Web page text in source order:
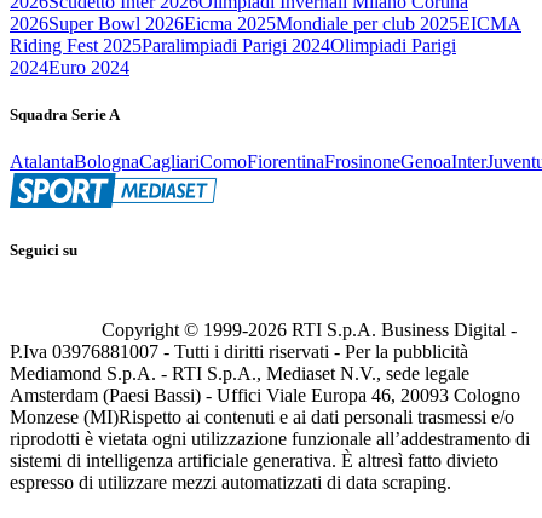
2026Super Bowl 2026Eicma 2025Mondiale per club 2025EICMA
Riding Fest 2025Paralimpiadi Parigi 2024Olimpiadi Parigi
2024Euro 2024
Squadra Serie A
AtalantaBolognaCagliariComoFiorentinaFrosinoneGenoaInter
Seguici su
Copyright © 1999-2026 RTI S.p.A. Business Digital -
P.Iva 03976881007 - Tutti i diritti riservati - Per la pubblicità
Mediamond S.p.A. - RTI S.p.A., Mediaset N.V., sede legale
Amsterdam (Paesi Bassi) - Uffici Viale Europa 46, 20093 Cologno
Monzese (MI)Rispetto ai contenuti e ai dati personali trasmessi e/o
riprodotti è vietata ogni utilizzazione funzionale all’addestramento di
sistemi di intelligenza artificiale generativa. È altresì fatto divieto
espresso di utilizzare mezzi automatizzati di data scraping.